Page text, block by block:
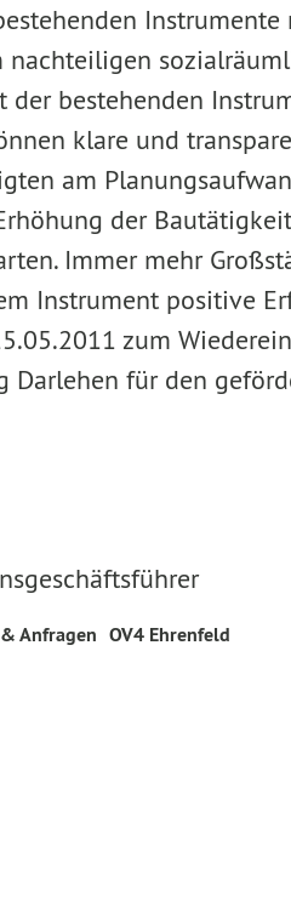
bestehenden
klare und
am
der
Immer mehr
Instrument positive
zum
für den
Anfragen OV4 Ehrenfeld